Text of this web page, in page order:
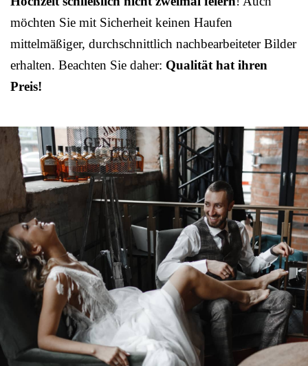
möchten Sie mit Sicherheit keinen Haufen
mittelmäßiger, durchschnittlich nachbearbeiteter Bilder
erhalten. Beachten Sie daher: Qualität hat ihren
Preis!